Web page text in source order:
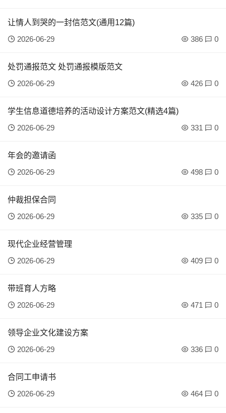
让情人到哭的一封信范文(通用12篇)
2026-06-29
386 0
处罚通报范文 处罚通报模版范文
2026-06-29
426 0
学生信息道德培养的活动设计方案范文(精选4篇)
2026-06-29
331 0
年会的邀请函
2026-06-29
498 0
仲裁担保合同
2026-06-29
335 0
现代企业经营管理
2026-06-29
409 0
带班育人方略
2026-06-29
471 0
领导企业文化建设方案
2026-06-29
336 0
合同工申请书
2026-06-29
464 0